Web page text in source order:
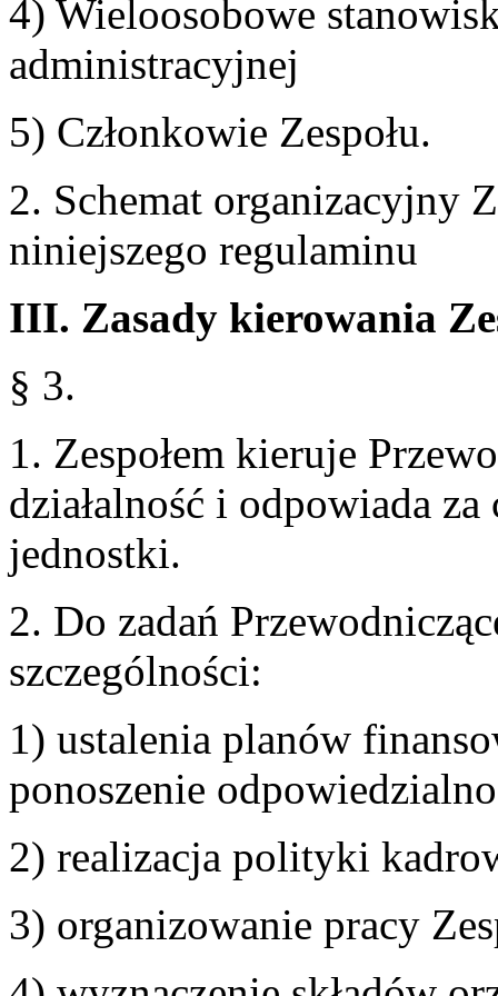
4) Wieloosobowe
administracyjnej
5) Członkowie Zespołu.
2. Schemat organizacyjny
niniejszego regulaminu
III. Zasady kierowania
§ 3.
1. Zespołem kieruje
działalność i odpowiada
jednostki.
2. Do zadań
szczególności:
1) ustalenia planów
ponoszenie
2) realizacja polityki
3) organizowanie pracy